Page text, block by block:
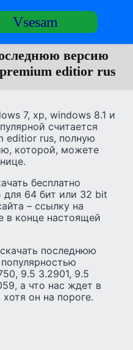
Vsesam
версию
editior rus
7, xp, windows 8.1 и
считается
editior rus, полную
которой, можете
бесплатно
64 бит или 32 bit
– ссылку на
в конце настоящей
последнюю
9.5 3.2901, 9.5
а что нас ждет в
он на пороге.